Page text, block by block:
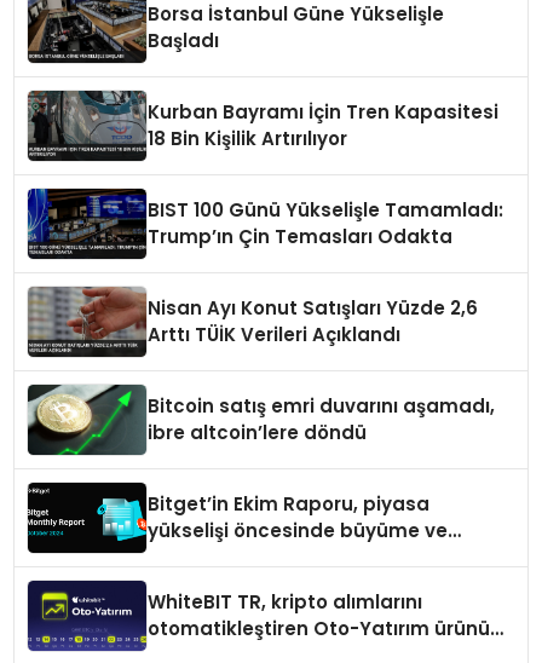
Borsa İstanbul Güne Yükselişle
Başladı
Kurban Bayramı İçin Tren Kapasitesi
18 Bin Kişilik Artırılıyor
BIST 100 Günü Yükselişle Tamamladı:
Trump’ın Çin Temasları Odakta
Nisan Ayı Konut Satışları Yüzde 2,6
Arttı TÜİK Verileri Açıklandı
Bitcoin satış emri duvarını aşamadı,
ibre altcoin’lere döndü
Bitget’in Ekim Raporu, piyasa
yükselişi öncesinde büyüme ve
WhiteBIT TR, kripto alımlarını
otomatikleştiren Oto-Yatırım ürününü